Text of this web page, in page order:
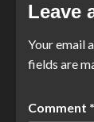
Leave
Your email
fields are
Comment *